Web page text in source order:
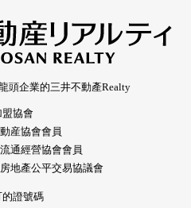
頭企業的三井不動產Realty
盟協會
産協會會員
通經營協會會員
地產公平交易協議會
的證號碼